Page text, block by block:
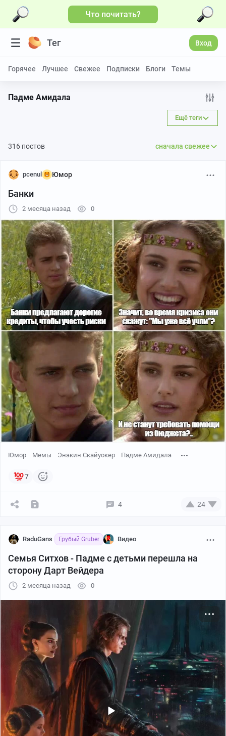
Что почитать?
Тег Вход
Горячее Лучшее Свежее Подписки Блоги Темы
Падме Амидала
Ещё теги
316 постов сначала свежее
pcenul Юмор
Банки
2 месяца назад 0
Юмор Мемы Энакин Скайуокер Падме Амидала
7
4 24
RaduGans Грубый Gruber Видео
Семья Ситхов - Падме с детьми перешла на
сторону Дарт Вейдера
2 месяца назад 0
Больше видео